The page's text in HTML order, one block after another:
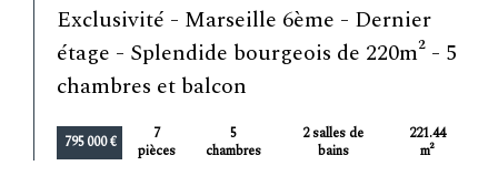
Exclusivité - Marseille 6ème - Dernier
étage - Splendide bourgeois de 220m² - 5
chambres et balcon
795 000 €
7
pièces
5
chambres
2 salles de
bains
221.44
m²